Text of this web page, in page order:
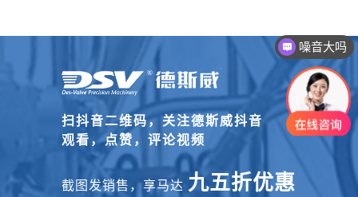
扫抖音二维码，关注德斯威抖音
观看，点赞，评论视频
截图发销售，享马达 九五折优惠
噪音大吗